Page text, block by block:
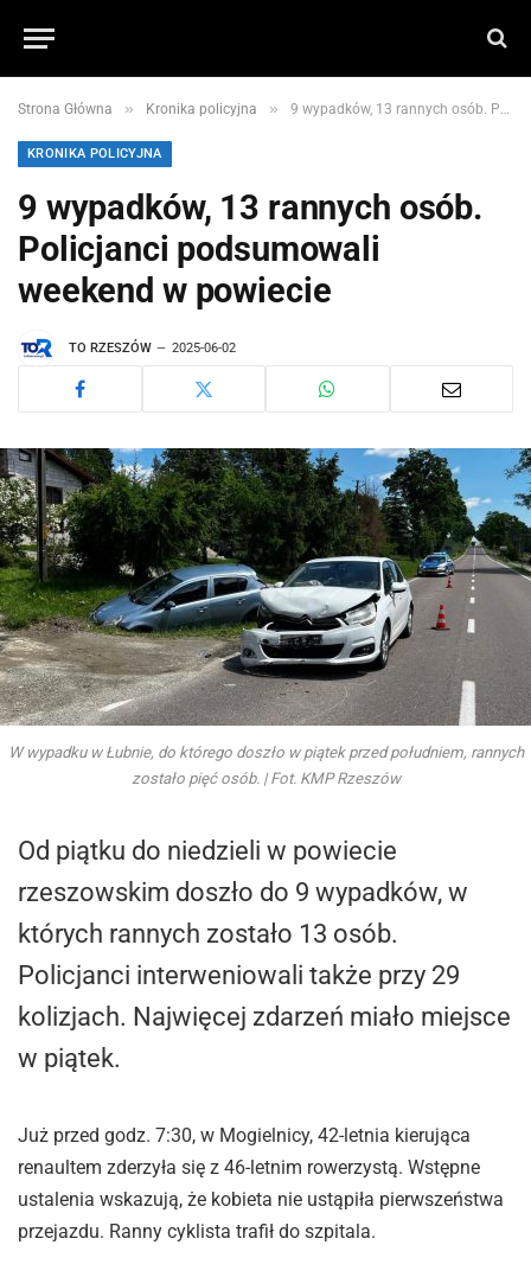
Strona Główna » Kronika policyjna » 9 wypadków, 13 rannych osób. Policjanci podsumowali weekend w powiecie
KRONIKA POLICYJNA
9 wypadków, 13 rannych osób.
Policjanci podsumowali
weekend w powiecie
TO RZESZÓW 2025-06-02
W wypadku w Łubnie, do którego doszło w piątek przed południem, rannych
zostało pięć osób. | Fot. KMP Rzeszów
Od piątku do niedzieli w powiecie
rzeszowskim doszło do 9 wypadków, w
których rannych zostało 13 osób.
Policjanci interweniowali także przy 29
kolizjach. Najwięcej zdarzeń miało miejsce
w piątek.
Już przed godz. 7:30, w Mogielnicy, 42-letnia kierująca
renaultem zderzyła się z 46-letnim rowerzystą. Wstępne
ustalenia wskazują, że kobieta nie ustąpiła pierwszeństwa
przejazdu. Ranny cyklista trafił do szpitala.